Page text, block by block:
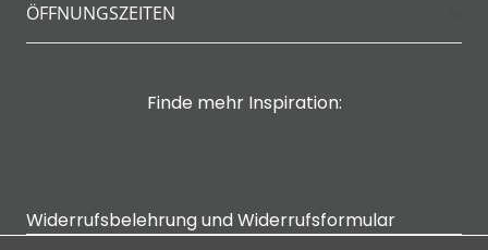
ÖFFNUNGSZEITEN
Finde mehr Inspiration:
Widerrufsbelehrung und Widerrufsformular